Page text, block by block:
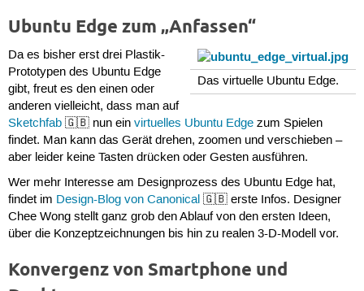
Ubuntu Edge zum „Anfassen“
Das virtuelle Ubuntu Edge.
Da es bisher erst drei Plastik-
Prototypen des Ubuntu Edge
gibt, freut es den einen oder
anderen vielleicht, dass man auf
Sketchfab🇬🇧 nun ein virtuelles Ubuntu Edgezum Spielen
findet. Man kann das Gerät drehen, zoomen und verschieben –
aber leider keine Tasten drücken oder Gesten ausführen.
Wer mehr Interesse am Designprozess des Ubuntu Edge hat,
findet im Design-Blog von Canonical🇬🇧 erste Infos. Designer
Chee Wong stellt ganz grob den Ablauf von den ersten Ideen,
über die Konzeptzeichnungen bis hin zu realen 3-D-Modell vor.
Konvergenz von Smartphone und